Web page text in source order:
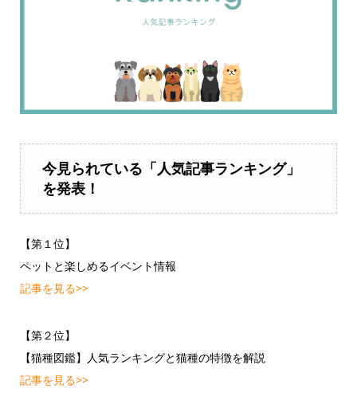
今見られている「人気記事ランキング」
を発表！
【第１位】
ペットと楽しめるイベント情報
記事を見る>>
【第２位】
【猫種図鑑】人気ランキングと猫種の特徴を解説
記事を見る>>